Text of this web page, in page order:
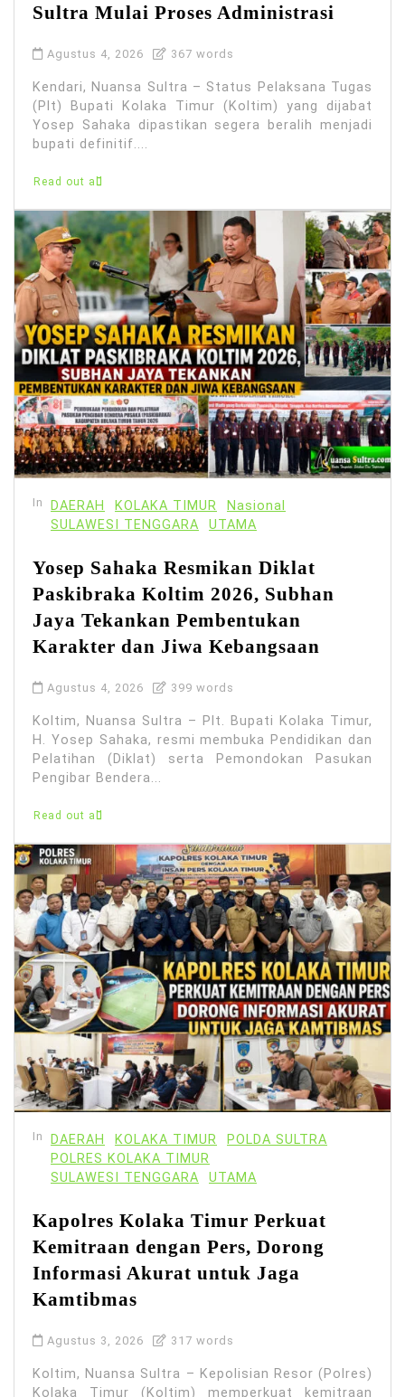
Sultra Mulai Proses Administrasi
Agustus 4, 2026 367 words
Kendari, Nuansa Sultra – Status Pelaksana Tugas
(Plt) Bupati Kolaka Timur (Koltim) yang dijabat
Yosep Sahaka dipastikan segera beralih menjadi
bupati definitif....
Read out all
In DAERAH KOLAKA TIMUR
Nasional
SULAWESI TENGGARA
UTAMA
Yosep Sahaka Resmikan Diklat
Paskibraka Koltim 2026, Subhan
Jaya Tekankan Pembentukan
Karakter dan Jiwa Kebangsaan
Agustus 4, 2026 399 words
Koltim, Nuansa Sultra – Plt. Bupati Kolaka Timur,
H. Yosep Sahaka, resmi membuka Pendidikan dan
Pelatihan (Diklat) serta Pemondokan Pasukan
Pengibar Bendera...
Read out all
In DAERAH KOLAKA TIMUR
POLDA SULTRA
POLRES KOLAKA TIMUR
SULAWESI TENGGARA
UTAMA
Kapolres Kolaka Timur Perkuat
Kemitraan dengan Pers, Dorong
Informasi Akurat untuk Jaga
Kamtibmas
Agustus 3, 2026 317 words
Koltim, Nuansa Sultra – Kepolisian Resor (Polres)
Kolaka Timur (Koltim) memperkuat kemitraan